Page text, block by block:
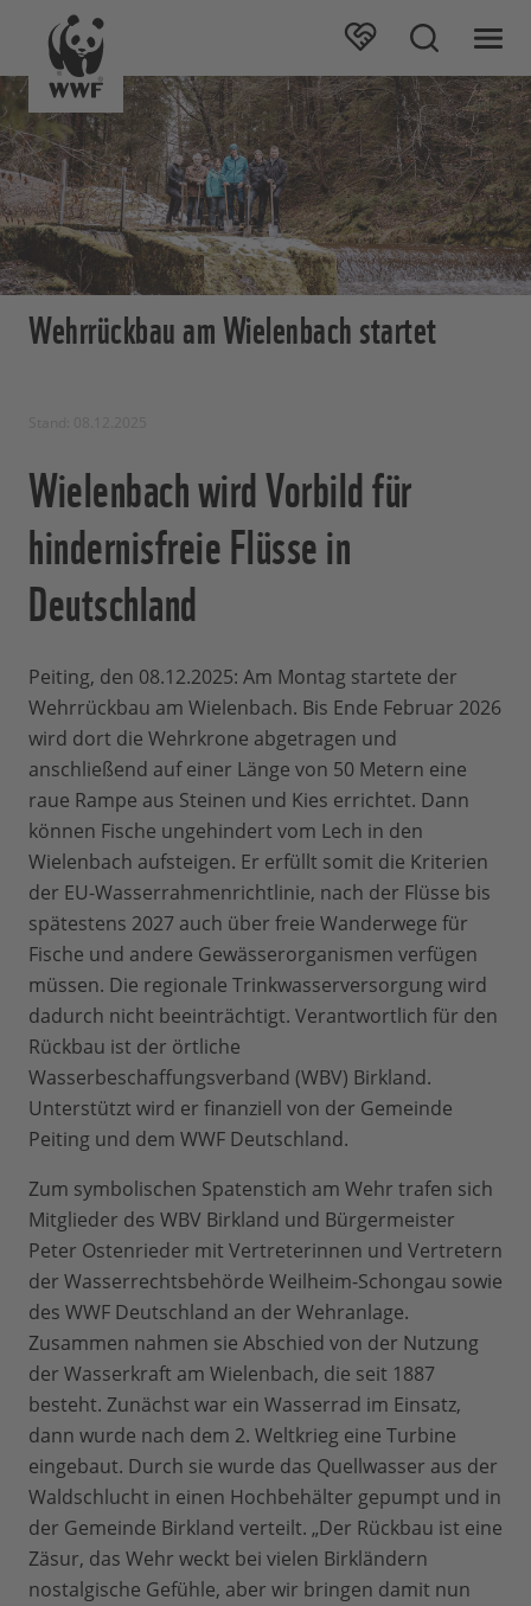
Wehrrückbau am Wielenbach startet
Wielenbach wird Vorbild für
hindernisfreie Flüsse in
Deutschland
Peiting, den 08.12.2025: Am Montag startete der
Wehrrückbau am Wielenbach. Bis Ende Februar 2026
wird dort die Wehrkrone abgetragen und
anschließend auf einer Länge von 50 Metern eine
raue Rampe aus Steinen und Kies errichtet. Dann
können Fische ungehindert vom Lech in den
Wielenbach aufsteigen. Er erfüllt somit die Kriterien
der EU-Wasserrahmenrichtlinie, nach der Flüsse bis
spätestens 2027 auch über freie Wanderwege für
Fische und andere Gewässerorganismen verfügen
müssen. Die regionale Trinkwasserversorgung wird
dadurch nicht beeinträchtigt. Verantwortlich für den
Rückbau ist der örtliche
Wasserbeschaffungsverband (WBV) Birkland.
Unterstützt wird er finanziell von der Gemeinde
Peiting und dem WWF Deutschland.
Zum symbolischen Spatenstich am Wehr trafen sich
Mitglieder des WBV Birkland und Bürgermeister
Peter Ostenrieder mit Vertreterinnen und Vertretern
der Wasserrechtsbehörde Weilheim-Schongau sowie
des WWF Deutschland an der Wehranlage.
Zusammen nahmen sie Abschied von der Nutzung
der Wasserkraft am Wielenbach, die seit 1887
besteht. Zunächst war ein Wasserrad im Einsatz,
dann wurde nach dem 2. Weltkrieg eine Turbine
eingebaut. Durch sie wurde das Quellwasser aus der
Waldschlucht in einen Hochbehälter gepumpt und in
der Gemeinde Birkland verteilt. „Der Rückbau ist eine
Zäsur, das Wehr weckt bei vielen Birkländern
nostalgische Gefühle, aber wir bringen damit nun